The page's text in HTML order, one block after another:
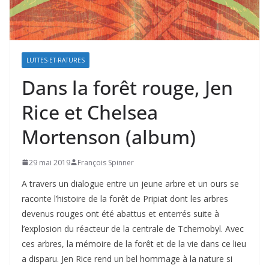
LUTTES-ET-RATURES
Dans la forêt rouge, Jen
Rice et Chelsea
Mortenson (album)
29 mai 2019 François Spinner
A travers un dialogue entre un jeune arbre et un ours se
raconte l’histoire de la forêt de Pripiat dont les arbres
devenus rouges ont été abattus et enterrés suite à
l’explosion du réacteur de la centrale de Tchernobyl. Avec
ces arbres, la mémoire de la forêt et de la vie dans ce lieu
a disparu. Jen Rice rend un bel hommage à la nature si